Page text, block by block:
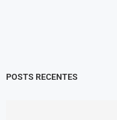
POSTS RECENTES